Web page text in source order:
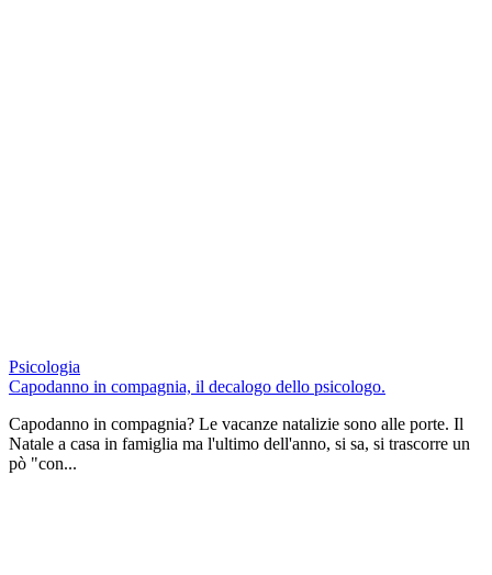
Psicologia
Capodanno in compagnia, il decalogo dello psicologo.
Capodanno in compagnia? Le vacanze natalizie sono alle porte. Il
Natale a casa in famiglia ma l'ultimo dell'anno, si sa, si trascorre un
pò "con...